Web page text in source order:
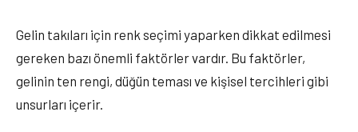
Gelin takıları için renk seçimi yaparken dikkat edilmesi
gereken bazı önemli faktörler vardır. Bu faktörler,
gelinin ten rengi, düğün teması ve kişisel tercihleri gibi
unsurları içerir.